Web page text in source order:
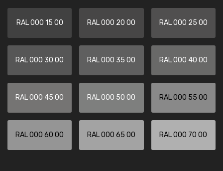
RAL 000 15 00 RAL 000 20 00 RAL 000 25 00
RAL 000 30 00 RAL 000 35 00 RAL 000 40 00
RAL 000 45 00 RAL 000 50 00 RAL 000 55 00
RAL 000 60 00 RAL 000 65 00 RAL 000 70 00